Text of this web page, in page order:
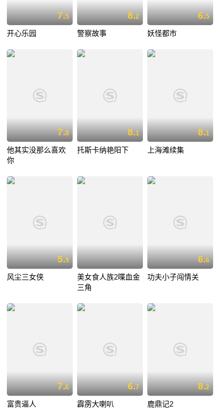
7.5
开心乐园
8.2
警察故事
6.5
妖怪都市
7.8
他其实没那么喜欢
你
8.1
托斯卡纳艳阳下
8.1
上海滩续集
5.9
风尘三女侠
美女食人族2喋血金
三角
6.6
功夫小子闯情关
7.6
富贵逼人
6.7
霹雳大喇叭
8.2
鹿鼎记2